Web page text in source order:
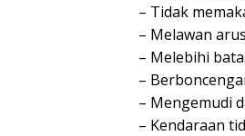
– Tidak
– Melawan arus
– Melebihi
–
– Mengemudi
– Kendaraan